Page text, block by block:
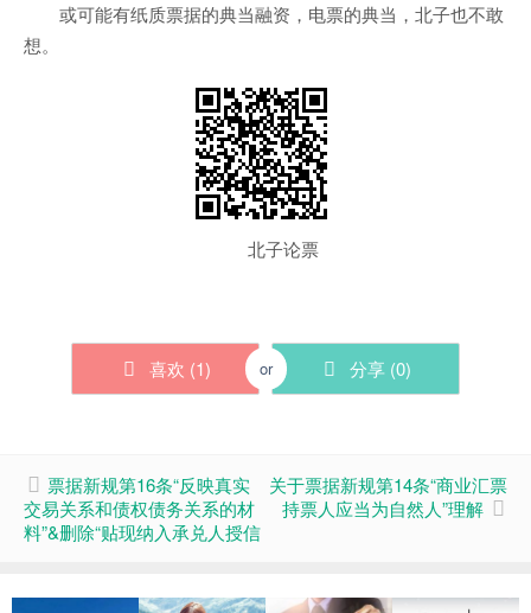
或可能有纸质票据的典当融资，电票的典当，北子也不敢
想。
北子论票
喜欢 (1) or 分享 (0)
票据新规第16条“反映真实
交易关系和债权债务关系的材
料”&删除“贴现纳入承兑人授信
关于票据新规第14条“商业汇票
持票人应当为自然人”理解